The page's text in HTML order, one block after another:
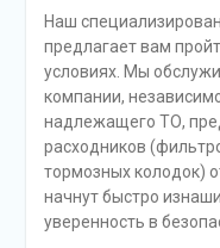
Наш
предлагает вам
условиях. Мы
компании,
надлежащего ТО,
расходников
тормозных колодок)
начнут быстро
уверенность в